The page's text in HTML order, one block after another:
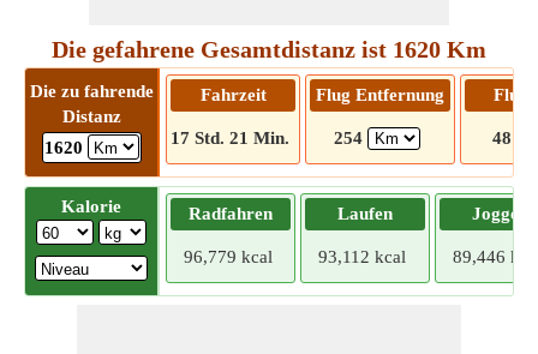
Die gefahrene Gesamtdistanz ist 1620 Km
Die zu fahrende
Distanz
1620
Fahrzeit
17 Std. 21 Min.
Flug Entfernung
254 48
Kalorie Radfahren
96,779 kcal
Laufen
93,112 kcal
Joggen
89,446